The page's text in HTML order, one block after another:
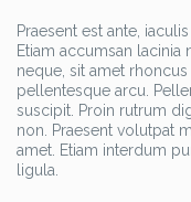
Praesent est ante,
Etiam accumsan lacinia
neque, sit amet
pellentesque arcu.
suscipit. Proin rutrum
non. Praesent volutpat
amet. Etiam interdum
ligula.